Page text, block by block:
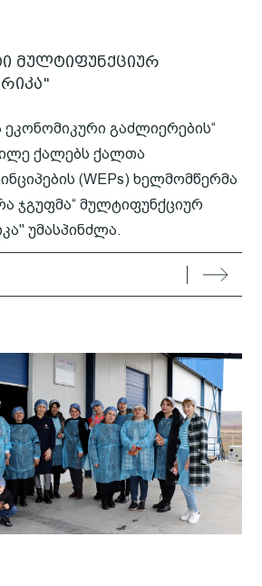
მულტიფუნქციურ
ეკონომიკური გაძლიერების“
ქალებს ქალთა
(WEPs) ხელმომწერმა
ჯგუფმა“ მულტიფუნქციურ
უმასპინძლა.